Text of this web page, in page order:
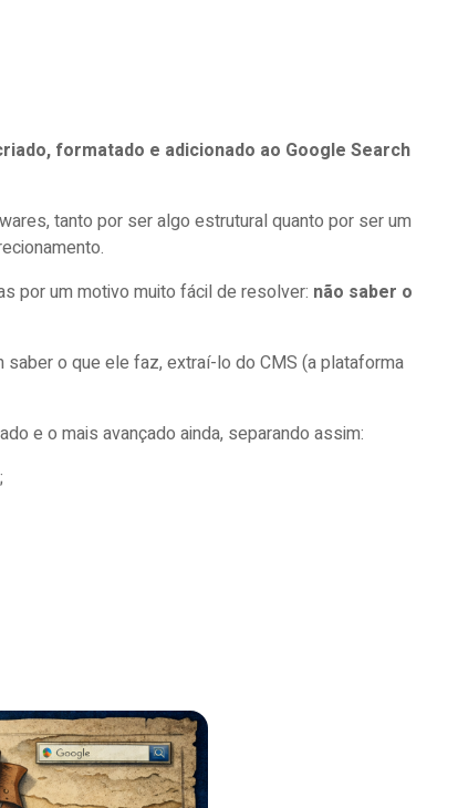
formatado e adicionado ao Google Search
tanto por ser algo estrutural quanto por ser um
por um motivo muito fácil de resolver: não saber o
o que ele faz, extraí-lo do CMS (a plataforma
e o mais avançado ainda, separando assim: